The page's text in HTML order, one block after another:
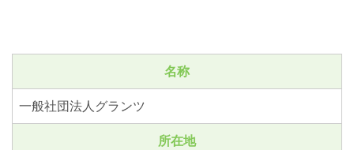
名称
一般社団法人グランツ
所在地